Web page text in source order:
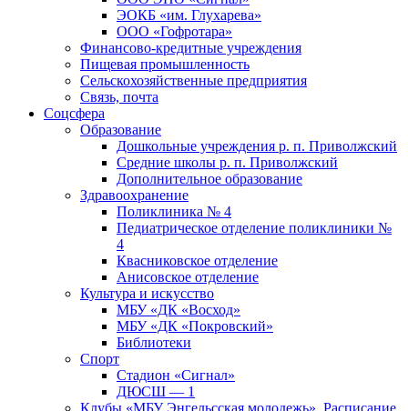
ЭОКБ «им. Глухарева»
ООО «Гофротара»
Финансово-кредитные учреждения
Пищевая промышленность
Сельскохозяйственные предприятия
Связь, почта
Соцсфера
Образование
Дошкольные учреждения р. п. Приволжский
Средние школы р. п. Приволжский
Дополнительное образование
Здравоохранение
Поликлиника № 4
Педиатрическое отделение поликлиники №
4
Квасниковское отделение
Анисовское отделение
Культура и искусство
МБУ «ДК «Восход»
МБУ «ДК «Покровский»
Библиотеки
Спорт
Стадион «Сигнал»
ДЮСШ — 1